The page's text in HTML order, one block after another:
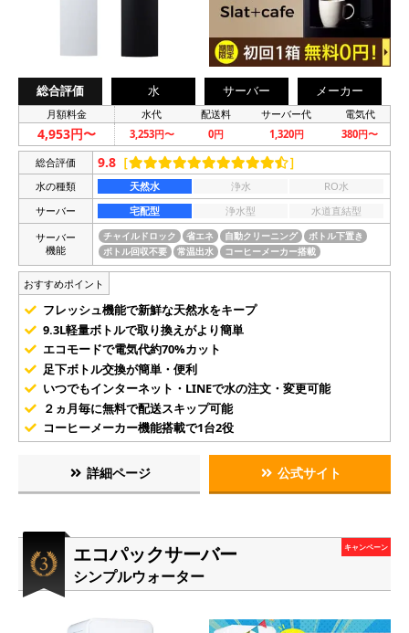
総合評価 水 サーバー メーカー
月額料金 水代 配送料 サーバー代 電気代
4,953円〜 3,253円〜 0円 1,320円 380円〜
総合評価 9.8 ［ ］
水の種類 天然水 浄水
RO水
サーバー
宅配型 浄水型
水道直結型
サーバー
機能
チャイルドロック 省エネ 自動クリーニング
ボトル下置き
ボトル回収不要
常温出水 コーヒーメーカー搭載
おすすめポイント
フレッシュ機能で新鮮な天然水をキープ
9.3L軽量ボトルで取り換えがより簡単
エコモードで電気代約70%カット
足下ボトル交換が簡単・便利
いつでもインターネット・LINEで水の注文・変更可能
２ヵ月毎に無料で配送スキップ可能
コーヒーメーカー機能搭載で1台2役
詳細ページ 公式サイト
エコパックサーバー
シンプルウォーター
キャンペーン